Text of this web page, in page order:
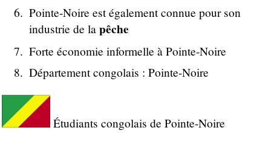
Pointe-Noire est également connue pour son
industrie de la pêche
Forte économie informelle à Pointe-Noire
Département congolais : Pointe-Noire
Étudiants congolais de Pointe-Noire